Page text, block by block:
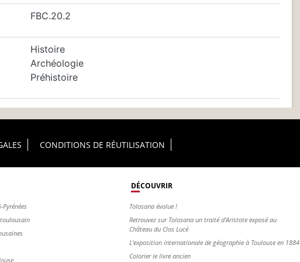
FBC.20.2
Histoire
Archéologie
Préhistoire
CONDITIONS DE RÉUTILISATION
DÉCOUVRIR
Tolosana évolue !
Retrouvez sur Tolosana un traité d'Aristote exposé au
Château du Clos Lucé
L'exposition internationale de géographie à Toulouse en 1884
Colorier le livre ancien